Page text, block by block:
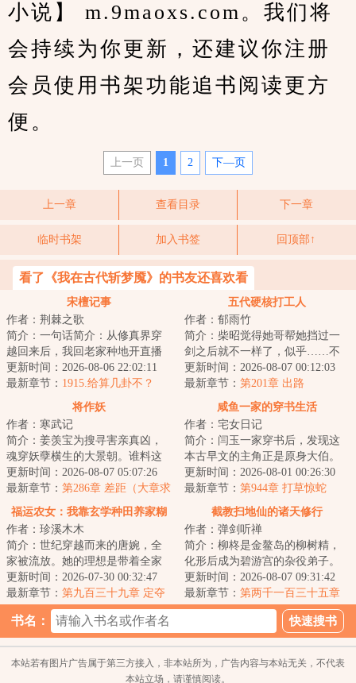
小说】 m.9maoxs.com。我们将
会持续为你更新，还建议你注册
会员使用书架功能追书阅读更方
便。
上一页 1 2 下—页
上一章 查看目录 下一章
临时书架 加入书签 回顶部↑
看了《我在古代斩梦魇》的书友还喜欢看
宋檀记事
作者：荆棘之歌
简介：一句话简介：从修真界穿
越回来后，我回老家种地开直播
卖菜了！修成金丹渡劫失败的宋
檀回到现代，发...
更新时间：2026-08-06 22:02:11
最新章节： 1915.给算几卦不？
五代硬核打工人
作者：郁雨竹
简介：柴昭觉得她哥帮她挡过一
剑之后就不一样了，似乎……不
是他了。他总会说些郑先生都没
听过的，她听起...
更新时间：2026-08-07 00:12:03
最新章节： 第201章 出路
将作妖
作者：寒武记
简介：姜羡宝为搜寻害亲真凶，
魂穿妖孽横生的大景朝。谁料这
里破案，不看证据，只靠卦师！
这不巧了嘛？！...
更新时间：2026-08-07 05:07:26
最新章节： 第286章 差距（大章求
月票）
咸鱼一家的穿书生活
作者：宅女日记
简介：闫玉一家穿书后，发现这
本古早文的主角正是原身大伯。
他们是扒着大伯喝血，早早被分
家，在全文末尾...
更新时间：2026-08-01 00:26:30
最新章节： 第944章 打草惊蛇
福运农女：我靠玄学种田养家糊
作者：珍溪木木
简介：世纪穿越而来的唐婉，全
家被流放。她的理想是带着全家
去致富，从此山高水长，远离朝
堂恩怨。只是理...
更新时间：2026-07-30 00:32:47
最新章节： 第九百三十九章 定夺
截教扫地仙的诸天修行
作者：弹剑听禅
简介：柳柊是金鳌岛的柳树精，
化形后成为碧游宫的杂役弟子。
实际上，柳柊是杨眉大仙的后
裔，具有变异的时...
更新时间：2026-08-07 09:31:42
最新章节： 第两千一百三十五章
神仙炮灰10
书名：
本站若有图片广告属于第三方接入，非本站所为，广告内容与本站无关，不代表
本站立场，请谨慎阅读。